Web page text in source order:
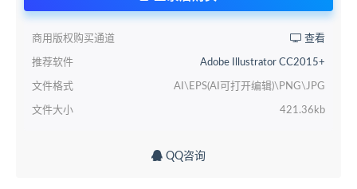
商用版权购买通道 查看
推荐软件 Adobe Illustrator CC2015+
文件格式 AI\EPS(AI可打开编辑)\PNG\JPG
文件大小 421.36kb
QQ咨询